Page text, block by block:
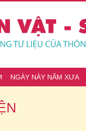
NGÀY NÀY NĂM XƯA